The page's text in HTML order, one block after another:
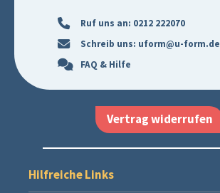
Ruf uns an: 0212 222070
Schreib uns: uform@u-form.de
FAQ & Hilfe
Vertrag widerrufen
Hilfreiche Links